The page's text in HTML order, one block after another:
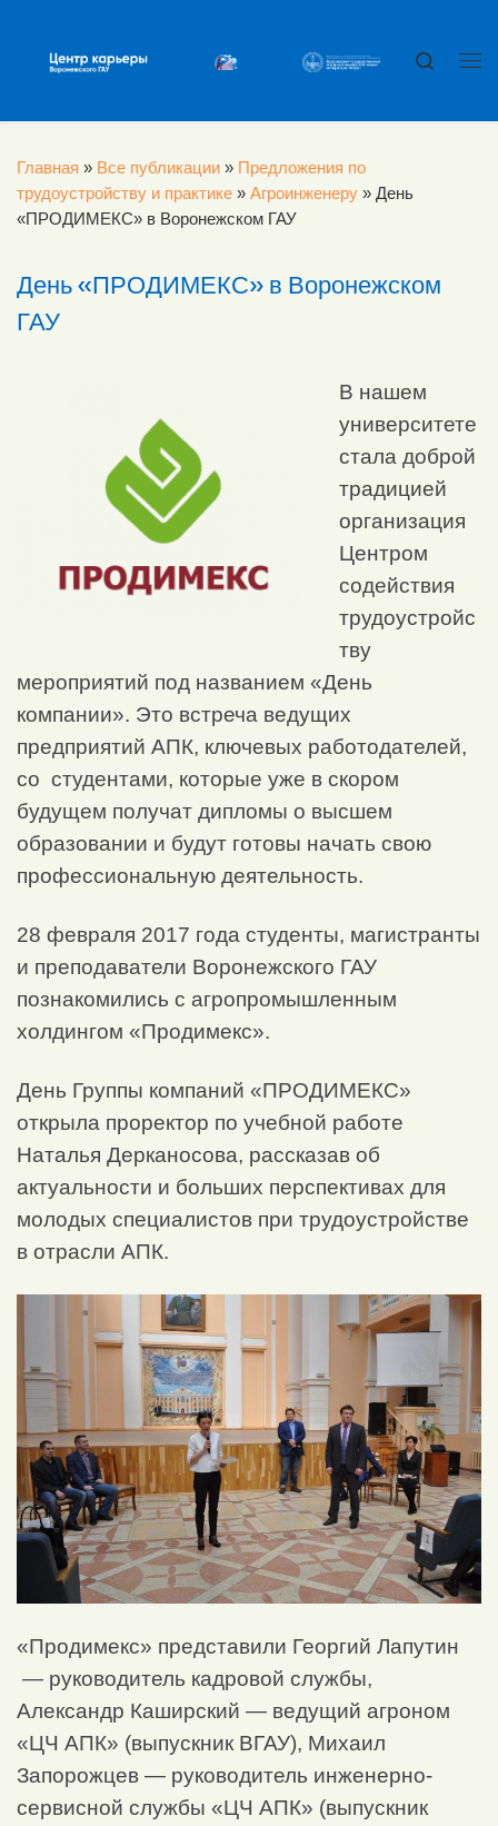
Search
Главная » Все публикации » Предложения по
трудоустройству и практике » Агроинженеру » День
«ПРОДИМЕКС» в Воронежском ГАУ
День «ПРОДИМЕКС» в Воронежском
ГАУ
В нашем
университете
стала доброй
традицией
организация
Центром
содействия
трудоустройс
тву
мероприятий под названием «День
компании». Это встреча ведущих
предприятий АПК, ключевых работодателей,
со студентами, которые уже в скором
будущем получат дипломы о высшем
образовании и будут готовы начать свою
профессиональную деятельность.
28 февраля 2017 года студенты, магистранты
и преподаватели Воронежского ГАУ
познакомились с агропромышленным
холдингом «Продимекс».
День Группы компаний «ПРОДИМЕКС»
открыла проректор по учебной работе
Наталья Дерканосова, рассказав об
актуальности и больших перспективах для
молодых специалистов при трудоустройстве
в отрасли АПК.
«Продимекс» представили Георгий Лапутин
— руководитель кадровой службы,
Александр Каширский — ведущий агроном
«ЦЧ АПК» (выпускник ВГАУ), Михаил
Запорожцев — руководитель инженерно-
сервисной службы «ЦЧ АПК» (выпускник